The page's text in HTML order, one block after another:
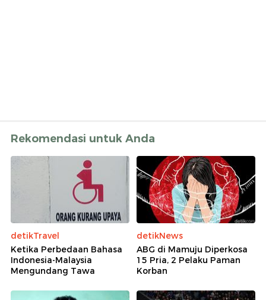
Rekomendasi untuk Anda
detikTravel
Ketika Perbedaan Bahasa
Indonesia-Malaysia
Mengundang Tawa
detikNews
ABG di Mamuju Diperkosa
15 Pria, 2 Pelaku Paman
Korban